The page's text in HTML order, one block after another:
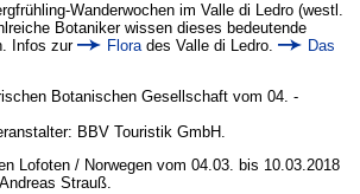
Wanderwochen im Valle di Ledro (westl.
Botaniker wissen dieses bedeutende
Infos zur
Florades Valle di Ledro.
Das
Botanischen Gesellschaft vom 04. -
BBV Touristik GmbH.
Lofoten / Norwegen vom 04.03. bis 10.03.2018
Strauß.